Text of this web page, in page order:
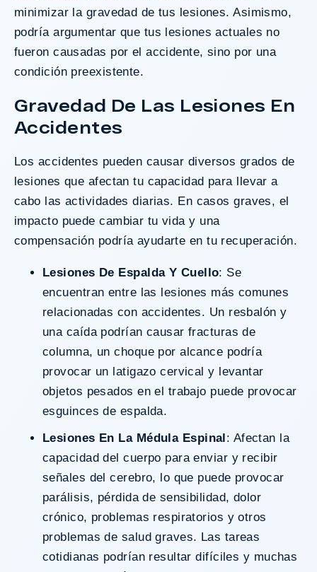
minimizar la gravedad de tus lesiones. Asimismo,
podría argumentar que tus lesiones actuales no
fueron causadas por el accidente, sino por una
condición preexistente.
Gravedad De Las Lesiones En
Accidentes
Los accidentes pueden causar diversos grados de
lesiones que afectan tu capacidad para llevar a
cabo las actividades diarias. En casos graves, el
impacto puede cambiar tu vida y una
compensación podría ayudarte en tu recuperación.
Lesiones De Espalda Y Cuello: Se
encuentran entre las lesiones más comunes
relacionadas con accidentes. Un resbalón y
una caída podrían causar fracturas de
columna, un choque por alcance podría
provocar un latigazo cervical y levantar
objetos pesados en el trabajo puede provocar
esguinces de espalda.
Lesiones En La Médula Espinal: Afectan la
capacidad del cuerpo para enviar y recibir
señales del cerebro, lo que puede provocar
parálisis, pérdida de sensibilidad, dolor
crónico, problemas respiratorios y otros
problemas de salud graves. Las tareas
cotidianas podrían resultar difíciles y muchas